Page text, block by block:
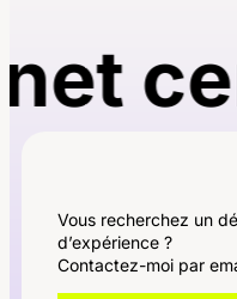
Vous recherchez un
d’expérience ?
Contactez-moi par